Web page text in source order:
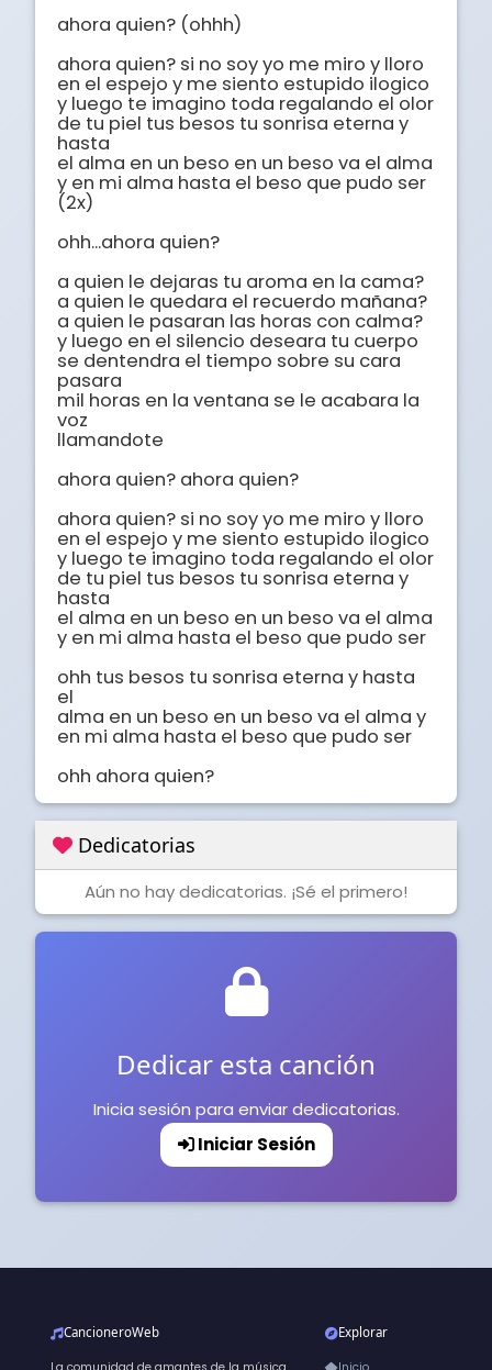
ahora quien? (ohhh)
ahora quien? si no soy yo me miro y lloro
en el espejo y me siento estupido ilogico
y luego te imagino toda regalando el olor
de tu piel tus besos tu sonrisa eterna y
hasta
el alma en un beso en un beso va el alma
y en mi alma hasta el beso que pudo ser
(2x)
ohh...ahora quien?
a quien le dejaras tu aroma en la cama?
a quien le quedara el recuerdo mañana?
a quien le pasaran las horas con calma?
y luego en el silencio deseara tu cuerpo
se dentendra el tiempo sobre su cara
pasara
mil horas en la ventana se le acabara la
voz
llamandote
ahora quien? ahora quien?
ahora quien? si no soy yo me miro y lloro
en el espejo y me siento estupido ilogico
y luego te imagino toda regalando el olor
de tu piel tus besos tu sonrisa eterna y
hasta
el alma en un beso en un beso va el alma
y en mi alma hasta el beso que pudo ser
ohh tus besos tu sonrisa eterna y hasta
el
alma en un beso en un beso va el alma y
en mi alma hasta el beso que pudo ser
ohh ahora quien?
Dedicatorias
Aún no hay dedicatorias. ¡Sé el primero!
Dedicar esta canción
Inicia sesión para enviar dedicatorias.
Iniciar Sesión
CancioneroWeb Explorar